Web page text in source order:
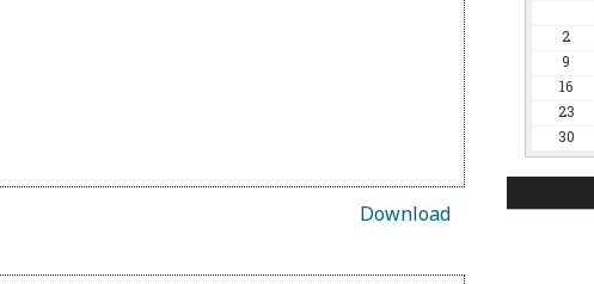
Download
2
9
16
23
30